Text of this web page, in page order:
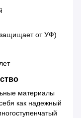
от УФ)
материалы
как надежный